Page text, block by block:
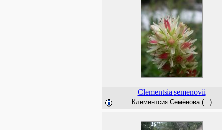
Clementsia semenovii
Клементсия Семёнова (...)